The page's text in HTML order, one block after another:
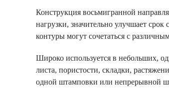
Конструкция восьмигранной
нагрузки, значительно улучшает
контуры могут сочетаться с
Широко используется в небольших,
листа, пористости, складки,
одной штамповки или непрерывной